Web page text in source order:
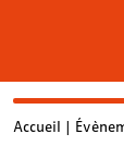
SkipAccueil |